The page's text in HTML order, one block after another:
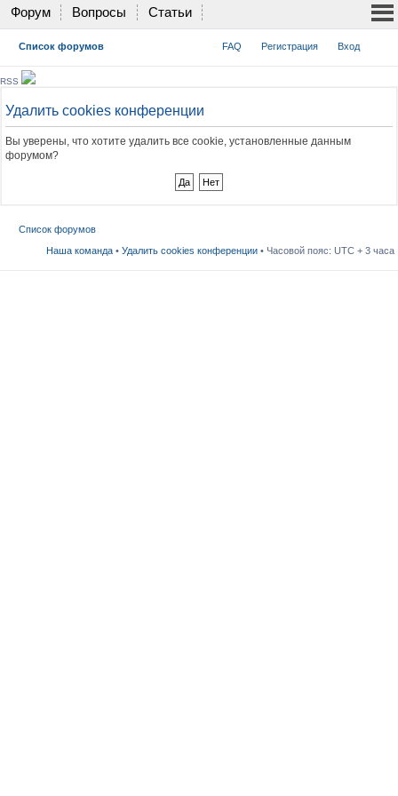
Форум Вопросы Статьи
Список форумов FAQ Регистрация Вход
RSS
Удалить cookies конференции
Вы уверены, что хотите удалить все cookie, установленные данным
форумом?
Список форумов
Наша команда• Удалить cookies конференции• Часовой пояс: UTC + 3 часа